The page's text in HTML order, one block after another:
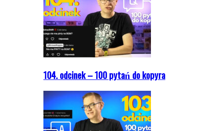
104. odcinek – 100 pytań do kopyra